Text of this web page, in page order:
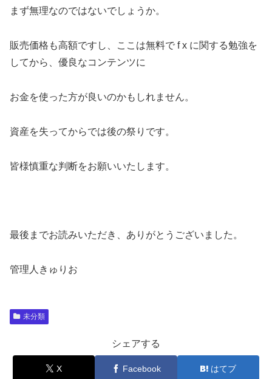
まず無理なのではないでしょうか。
販売価格も高額ですし、ここは無料で f x に関する勉強を
してから、優良なコンテンツに
お金を使った方が良いのかもしれません。
資産を失ってからでは後の祭りです。
皆様慎重な判断をお願いいたします。
最後までお読みいただき、ありがとうございました。
管理人きゅりお
未分類
シェアする
X Facebook はてブ